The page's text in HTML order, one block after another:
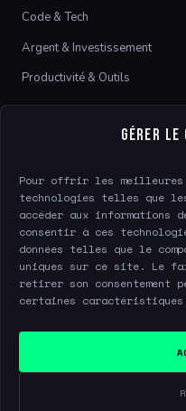
Gérer le
Pour offrir les meilleures
technologies telles que
accéder aux informations
consentir à ces
données telles que le
uniques sur ce site. Le
retirer son
certaines
Code & Tech
Argent & Investissement
Productivité & Outils
Contact
LÉGAL
Mentions légales